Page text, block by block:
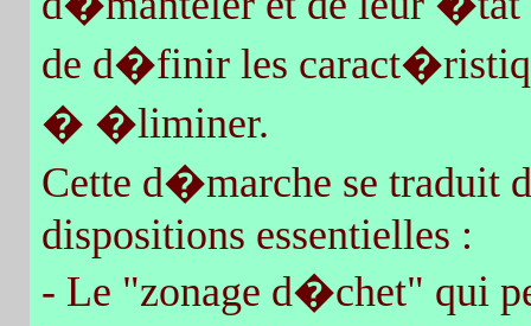
de d�finir les
� �liminer.
Cette d�marche se traduit
dispositions essentielles :
- Le "zonage d�chet" qui